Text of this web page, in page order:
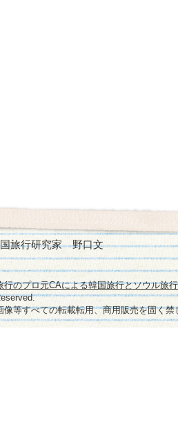
旅行研究家 野口文
行のプロ元CAによる韓国旅行とソウル旅
等すべての転載転用、商用販売を固く禁